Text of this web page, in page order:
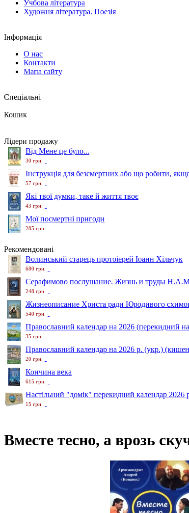
Учбова література
Художня література. Поезія
Інформація
О нас
Контакти
Мапа сайту
Спеціальні
Кошик
Лідери продажу
Від Мене це було...
30 грн.
Інструкція для безсмертних або що робити,
57 грн.
Які твої думки, таке й життя твоє
43 грн.
Мої посмертні пригоди
285 грн.
Рекомендовані
Волинський старець протоіерей Іоанн Хільчук
680 грн.
Серафимово послушание. Жизнь и труды
248 грн.
Жизнеописание Христа ради Юродивого
540 грн.
Православний календар на 2026 (перекидний
35 грн.
Православний календар на 2026 р. (укр.)
20 грн.
Кончина века
615 грн.
Настільний "домік" перекидний календар 2026
15 грн.
Вместе тесно, а врозь